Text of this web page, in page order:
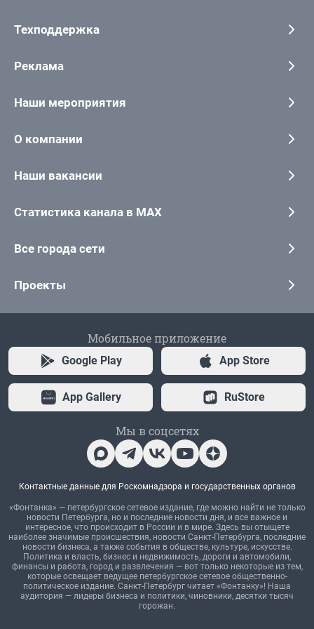
Техподдержка
Реклама
Наши мероприятия
О компании
Наши вакансии
Статистика канала в MAX
Все города сети
Проекты
Мобильное приложение
Google Play App Store
App Gallery RuStore
Мы в соцсетях
Контактные данные для Роскомнадзора и государственных органов
«Фонтанка» — петербургское сетевое издание, где можно найти не только
новости Петербурга, но и последние новости дня, и все важное и
интересное, что происходит в России и в мире. Здесь вы отыщете
наиболее значимые происшествия, новости Санкт-Петербурга, последние
новости бизнеса, а также события в обществе, культуре, искусстве.
Политика и власть, бизнес и недвижимость, дороги и автомобили,
финансы и работа, город и развлечения — вот только некоторые из тем,
которые освещает ведущее петербургское сетевое общественно-
политическое издание. Санкт-Петербург читает «Фонтанку»! Наша
аудитория — лидеры бизнеса и политики, чиновники, десятки тысяч
горожан.